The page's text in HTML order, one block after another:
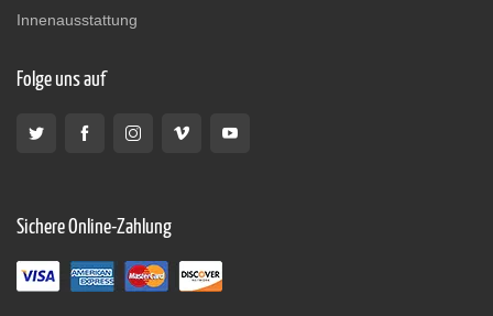
Innenausstattung
Folge uns auf
Sichere Online-Zahlung